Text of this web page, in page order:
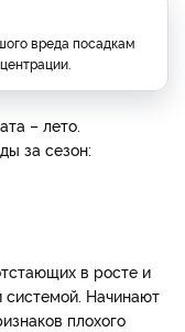
вреда посадкам
– лето.
за сезон:
в росте и
Начинают
плохого